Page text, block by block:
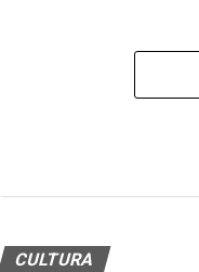
CULTURA